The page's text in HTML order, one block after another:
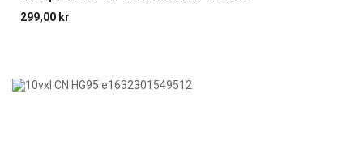
299,00 kr